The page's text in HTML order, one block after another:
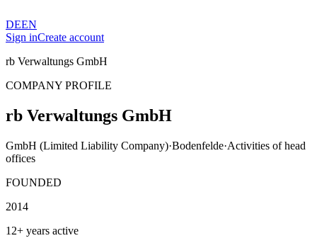
DEEN
Sign inCreate account
rb Verwaltungs GmbH
COMPANY PROFILE
rb Verwaltungs GmbH
GmbH (Limited Liability Company)·Bodenfelde·Activities of head
offices
FOUNDED
2014
12+ years active